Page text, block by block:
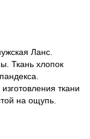
Ланс.
Ткань хлопок
ткани
на ощупь.